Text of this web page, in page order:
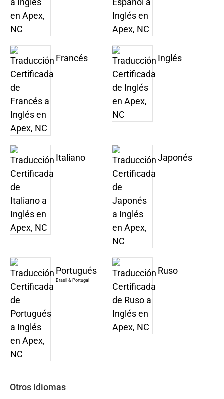
Francés Inglés
Italiano Japonés
Portugués
Brasil & Portugal
Ruso
Otros Idiomas